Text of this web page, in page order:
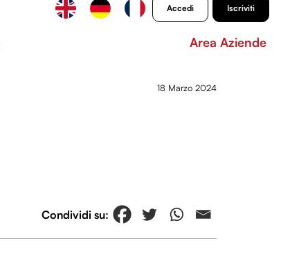
Accedi Iscriviti
Area Aziende
18 Marzo 2024